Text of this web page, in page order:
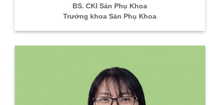
BS. CKI Sản Phụ Khoa
Trưởng khoa Sản Phụ Khoa